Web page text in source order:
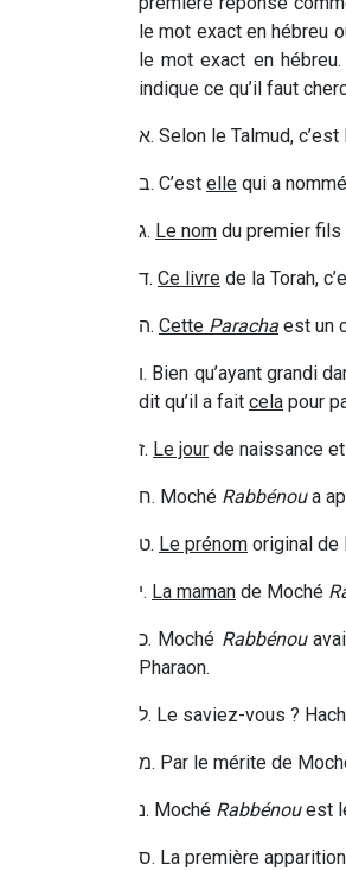
le mot exact en hébreu
le mot exact en
indique ce qu’il faut
א. Selon le Talmud,
ב. C’est elle qui a
ג. Le nom du premier
ד. Ce livre de la Torah,
ה. Cette Paracha est un
ו. Bien qu’ayant grandi
dit qu’il a fait cela pour
ז. Le jour de naissance
ח. Moché Rabbénoua
ט. Le prénom original de
י. La maman de Moché
כ. Moché Rabbénou
Pharaon.
ל. Le saviez-vous ?
מ. Par le mérite de
נ. Moché Rabbénouest
ס. La première